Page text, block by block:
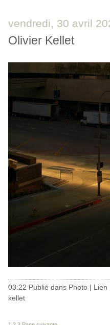
vendredi, 30 avril
Olivier Kellet
03:22 Publié dans Photo | Lien
kellet